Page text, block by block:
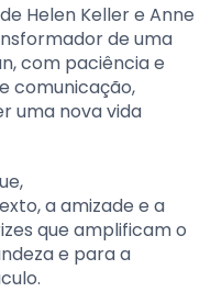
Helen Keller e Anne
de uma
com paciência e
comunicação,
uma nova vida
a amizade e a
que amplificam o
e para a